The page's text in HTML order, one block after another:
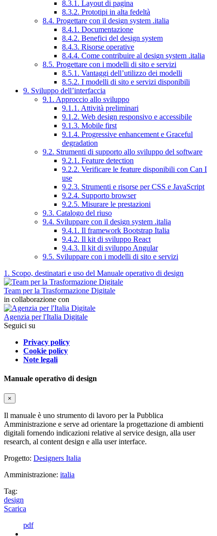
8.3.1. Layout di pagina
8.3.2. Prototipi in alta fedeltà
8.4. Progettare con il design system .italia
8.4.1. Documentazione
8.4.2. Benefici del design system
8.4.3. Risorse operative
8.4.4. Come contribuire al design system .italia
8.5. Progettare con i modelli di sito e servizi
8.5.1. Vantaggi dell’utilizzo dei modelli
8.5.2. I modelli di sito e servizi disponibili
9. Sviluppo dell’interfaccia
9.1. Approccio allo sviluppo
9.1.1. Attività preliminari
9.1.2. Web design responsivo e accessibile
9.1.3. Mobile first
9.1.4. Progressive enhancement e Graceful
degradation
9.2. Strumenti di supporto allo sviluppo del software
9.2.1. Feature detection
9.2.2. Verificare le feature disponibili con Can I
use
9.2.3. Strumenti e risorse per CSS e JavaScript
9.2.4. Supporto browser
9.2.5. Misurare le prestazioni
9.3. Catalogo del riuso
9.4. Sviluppare con il design system .italia
9.4.1. Il framework Bootstrap Italia
9.4.2. Il kit di sviluppo React
9.4.3. Il kit di sviluppo Angular
9.5. Sviluppare con i modelli di sito e servizi
1. Scopo, destinatari e uso del Manuale operativo di design
Team per la Trasformazione Digitale
in collaborazione con
Agenzia per l'Italia Digitale
Seguici su
Privacy policy
Cookie policy
Note legali
Manuale operativo di design
×
Il manuale è uno strumento di lavoro per la Pubblica
Amministrazione e serve ad orientare la progettazione di ambienti
digitali fornendo indicazioni relative al service design, alla user
research, al content design e alla user interface.
Progetto: Designers Italia
Amministrazione: italia
Tag:
design
Scarica
pdf